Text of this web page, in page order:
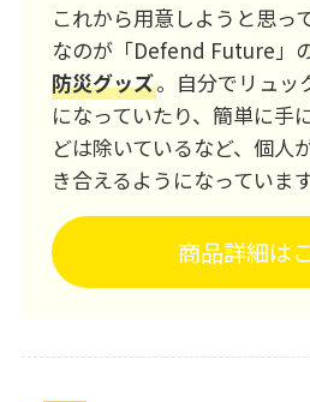
これから用意しようと思っ
なのが「Defend Future」
防災グッズ。自分でリュッ
になっていたり、簡単に手
どは除いているなど、個人
き合えるようになっています
商品詳細は